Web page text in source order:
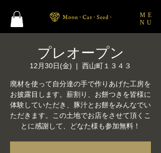
ME
NU
プレオープン
12月30日(金)
  |
西山町１３４３
廃材を使って自分達の手で作りあげた工房を
お披露目します。薪割り、お餅つきを皆様に
体験していただき、豚汁とお餅をみんなでい
ただきます。この土地でお店をさせて頂くこ
とに感謝して、どなた様も参加無料！